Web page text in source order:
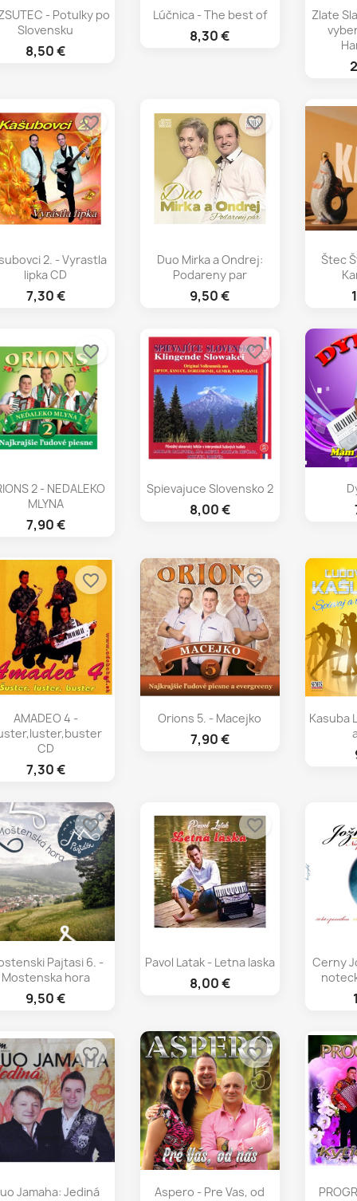
Rýchly náhľad
- Potulky po
Slovensku
8,50 €
Rýchly náhľad
Lúčnica - The best of
8,30 €

Zlate
Rýchly náhľad
2. - Vyrastla
lipka CD
7,30 €
favorite_border
Rýchly náhľad
Duo Mirka a Ondrej:
Podareny par
9,50 €
favorite_border

Štec
Rýchly náhľad
2 - NEDALEKO
MLYNA
7,90 €
favorite_border
Rýchly náhľad
Spievajuce Slovensko 2
8,00 €
favorite_border
Rýchly náhľad
AMADEO 4 -
CD
7,30 €
favorite_border
Rýchly náhľad
Orions 5. - Macejko
7,90 €
favorite_border

Kasuba
Rýchly náhľad
Pajtasi 6. -
Mostenska hora
9,50 €
favorite_border
 Rýchly náhľad
Pavol Latak - Letna laska
8,00 €
favorite_border

Cerny
Rýchly náhľad
Jamaha: Jediná
favorite_border
Rýchly náhľad
Aspero - Pre Vas, od
favorite_border
